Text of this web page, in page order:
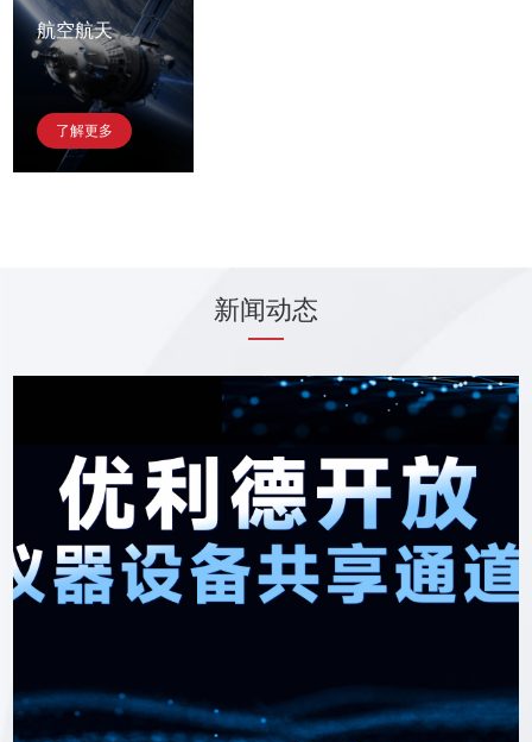
航空航天
了解更多
新闻动态